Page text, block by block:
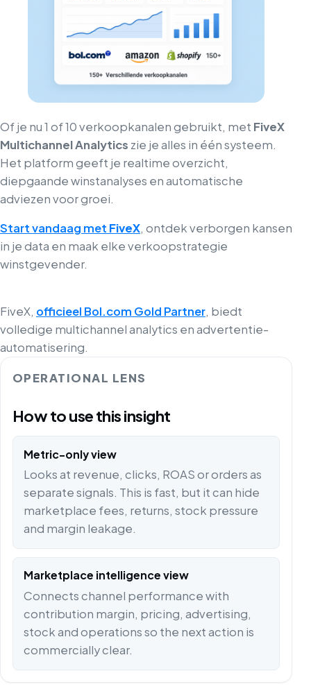
Of je nu 1 of 10 verkoopkanalen gebruikt, met FiveX
Multichannel Analytics zie je alles in één systeem.
Het platform geeft je realtime overzicht,
diepgaande winstanalyses en automatische
adviezen voor groei.
Start vandaag met FiveX, ontdek verborgen kansen
in je data en maak elke verkoopstrategie
winstgevender.
FiveX, officieel Bol.com Gold Partner, biedt
volledige multichannel analytics en advertentie-
automatisering.
OPERATIONAL LENS
How to use this insight
Metric-only view
Looks at revenue, clicks, ROAS or orders as
separate signals. This is fast, but it can hide
marketplace fees, returns, stock pressure
and margin leakage.
Marketplace intelligence view
Connects channel performance with
contribution margin, pricing, advertising,
stock and operations so the next action is
commercially clear.